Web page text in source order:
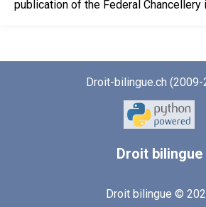
publication of the Federal Chancellery
Droit-bilingue.ch (2009-
Droitbilingue
Droit bilingue ©